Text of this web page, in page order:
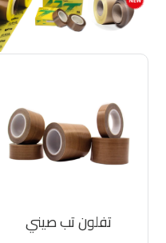
تفلون تب صيني